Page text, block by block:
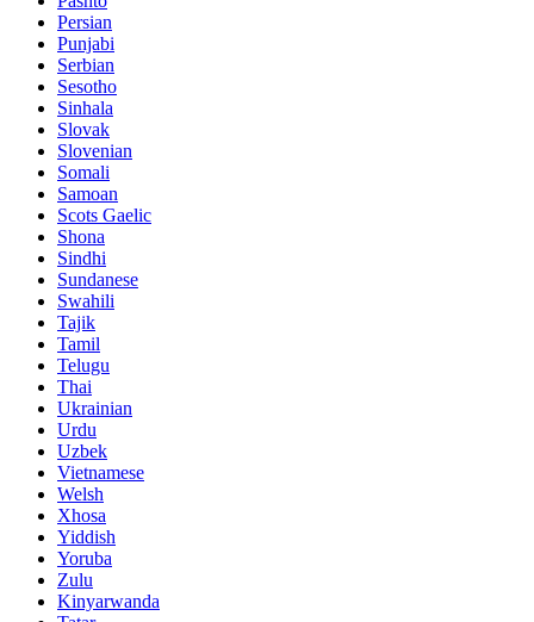
Persian
Punjabi
Serbian
Sesotho
Sinhala
Slovak
Slovenian
Somali
Samoan
Scots Gaelic
Shona
Sindhi
Sundanese
Swahili
Tajik
Tamil
Telugu
Thai
Ukrainian
Urdu
Uzbek
Vietnamese
Welsh
Xhosa
Yiddish
Yoruba
Zulu
Kinyarwanda